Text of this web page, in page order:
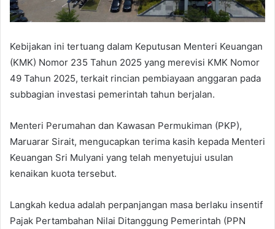
Kebijakan ini tertuang dalam Keputusan Menteri Keuangan
(KMK) Nomor 235 Tahun 2025 yang merevisi KMK Nomor
49 Tahun 2025, terkait rincian pembiayaan anggaran pada
subbagian investasi pemerintah tahun berjalan.
Menteri Perumahan dan Kawasan Permukiman (PKP),
Maruarar Sirait, mengucapkan terima kasih kepada Menteri
Keuangan Sri Mulyani yang telah menyetujui usulan
kenaikan kuota tersebut.
Langkah kedua adalah perpanjangan masa berlaku insentif
Pajak Pertambahan Nilai Ditanggung Pemerintah (PPN